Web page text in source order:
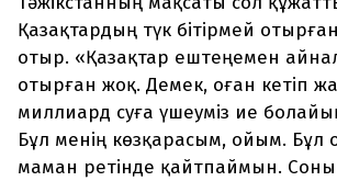
Қазақтардың түк бітірмей
отыр. «Қазақтар ештеңемен
отырған жоқ. Демек, оған кетіп
миллиард суға үшеуміз ие
Бұл менің көзқарасым, ойым. Бұл
маман ретінде қайтпаймын. Соны